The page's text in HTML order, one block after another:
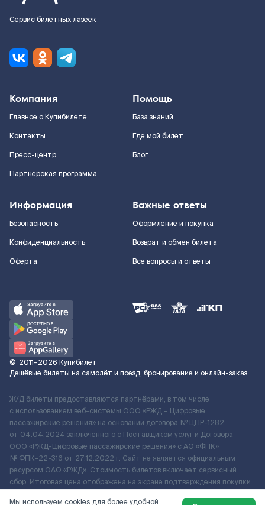
Сервис билетных лазеек
Компания
Главное о Купибилете
Контакты
Пресс-центр
Партнерская программа
Помощь
База знаний
Где мой билет
Блог
Информация
Безопасность
Конфиденциальность
Оферта
Важные ответы
Оформление и покупка
Возврат и обмен билета
Все вопросы и ответы
© 2011–2026 Купибилет
Дешёвые билеты на самолёт и поезд, бронирование и онлайн-заказ
Ж/Д билеты предоставляются партнёрами, в том числе
с использованием веб-системы ООО «РЖД – Цифровые
пассажирские решения» на основании договора № ЦПР-1282
от 04.04.2024 заключенного с Поставщиком услуг и Договора
ООО «РЖД-Цифровые пассажирские решения» c АО «ФПК»
№ ФПК-22-316 от 27.12.2022 г. Сайт не является официальным
ресурсом ОАО «РЖД». Стоимость билетов включает сервисный
сбор. Итоговая цена отображена на экране подтверждения покупки.
Мы используем cookies для более удобной